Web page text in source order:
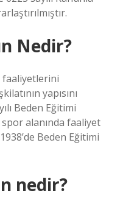
Nedir?
faaliyetlerini
yapısını
Beden Eğitimi
spor alanında faaliyet
Beden Eğitimi
nedir?